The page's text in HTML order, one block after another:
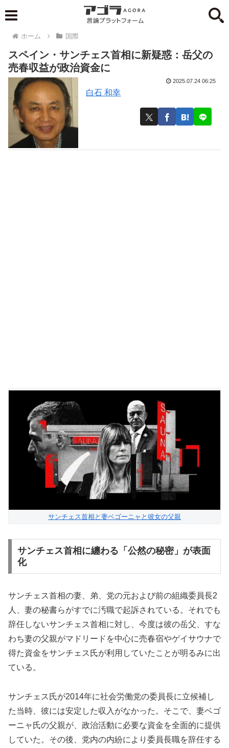
ホーム 国際
スペイン・サンチェス首相に新疑惑：岳父の
売春収益が政治資金に
白石 和幸
2025.07.24 06:25
サンチェス首相と妻ベゴーニャと彼女の父親
サンチェス首相に纏わる「公然の秘密」が表面
化
サンチェス首相の妻、弟、党の元および前の組織委員長2
人、妻の秘書らがすでに汚職で起訴されている。それでも
辞任しないサンチェス首相に対し、今度は彼の岳父、すな
わち妻の父親がマドリードを中心に売春宿やゲイサウナで
得た資金をサンチェス氏が利用していたことが明るみに出
ている。
サンチェス氏が2014年に社会労働党の委員長に立候補し
た当時、彼には安定した収入がなかった。そこで、妻ベゴ
ーニャ氏の父親が、政治活動に必要な資金を全面的に提供
していた。その後、党内の内紛により委員長職を辞任する